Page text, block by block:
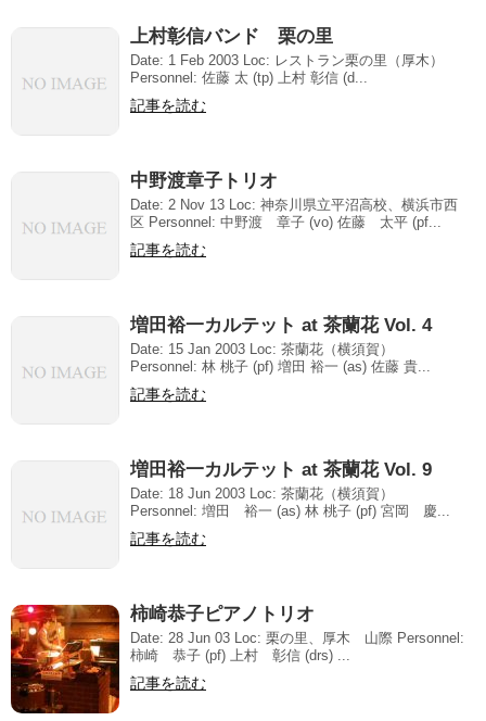
上村彰信バンド 栗の里
Date: 1 Feb 2003 Loc: レストラン栗の里（厚木）
Personnel: 佐藤 太 (tp) 上村 彰信 (d...
記事を読む
中野渡章子トリオ
Date: 2 Nov 13 Loc: 神奈川県立平沼高校、横浜市西
区 Personnel: 中野渡 章子 (vo) 佐藤 太平 (pf...
記事を読む
増田裕一カルテット at 茶蘭花 Vol. 4
Date: 15 Jan 2003 Loc: 茶蘭花（横須賀）
Personnel: 林 桃子 (pf) 増田 裕一 (as) 佐藤 貴...
記事を読む
増田裕一カルテット at 茶蘭花 Vol. 9
Date: 18 Jun 2003 Loc: 茶蘭花（横須賀）
Personnel: 増田 裕一 (as) 林 桃子 (pf) 宮岡 慶...
記事を読む
柿崎恭子ピアノトリオ
Date: 28 Jun 03 Loc: 栗の里、厚木 山際 Personnel:
柿崎 恭子 (pf) 上村 彰信 (drs) ...
記事を読む